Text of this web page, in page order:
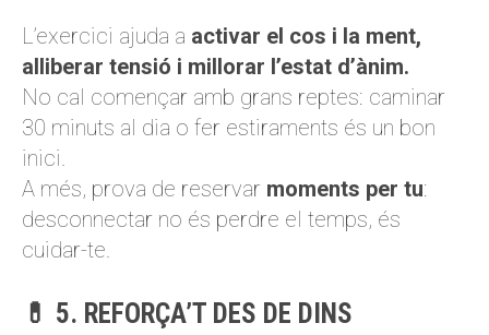
L’exercici ajuda a activar el cos i la ment,
alliberar tensió i millorar l’estat d’ànim.
No cal començar amb grans reptes: caminar
30 minuts al dia o fer estiraments és un bon
inici.
A més, prova de reservar moments per tu:
desconnectar no és perdre el temps, és
cuidar-te.
💊 5. REFORÇA’T DES DE DINS